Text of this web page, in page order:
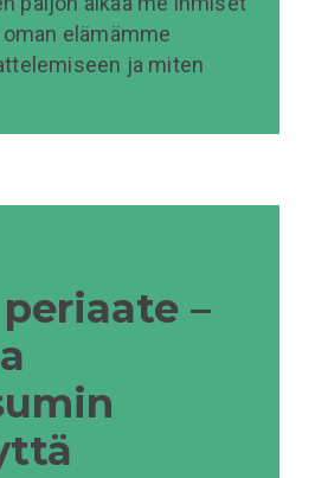
elämämme
ja miten
–